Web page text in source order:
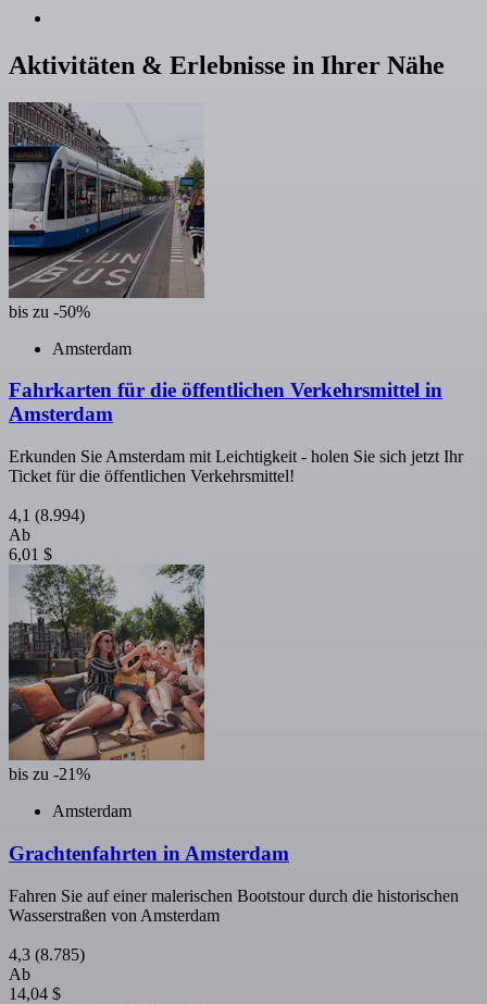
Aktivitäten & Erlebnisse in Ihrer Nähe
bis zu -50%
Amsterdam
Fahrkarten für die öffentlichen Verkehrsmittel in
Amsterdam
Erkunden Sie Amsterdam mit Leichtigkeit - holen Sie sich jetzt Ihr
Ticket für die öffentlichen Verkehrsmittel!
4,1 (8.994)
Ab
6,01 $
bis zu -21%
Amsterdam
Grachtenfahrten in Amsterdam
Fahren Sie auf einer malerischen Bootstour durch die historischen
Wasserstraßen von Amsterdam
4,3 (8.785)
Ab
14,04 $